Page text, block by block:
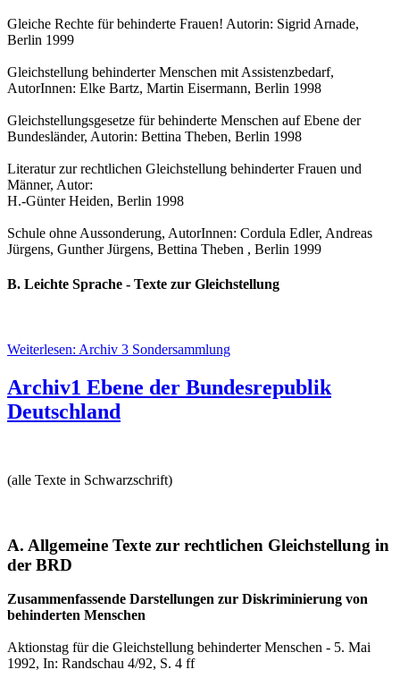
Gleiche Rechte für behinderte Frauen! Autorin: Sigrid Arnade,
Berlin 1999
Gleichstellung behinderter Menschen mit Assistenzbedarf,
AutorInnen: Elke Bartz, Martin Eisermann, Berlin 1998
Gleichstellungsgesetze für behinderte Menschen auf Ebene der
Bundesländer, Autorin: Bettina Theben, Berlin 1998
Literatur zur rechtlichen Gleichstellung behinderter Frauen und
Männer, Autor:
H.-Günter Heiden, Berlin 1998
Schule ohne Aussonderung, AutorInnen: Cordula Edler, Andreas
Jürgens, Gunther Jürgens, Bettina Theben , Berlin 1999
B. Leichte Sprache - Texte zur Gleichstellung
Weiterlesen: Archiv 3 Sondersammlung
Archiv1 Ebene der Bundesrepublik
Deutschland
(alle Texte in Schwarzschrift)
A. Allgemeine Texte zur rechtlichen Gleichstellung in
der BRD
Zusammenfassende Darstellungen zur Diskriminierung von
behinderten Menschen
Aktionstag für die Gleichstellung behinderter Menschen - 5. Mai
1992, In: Randschau 4/92, S. 4 ff